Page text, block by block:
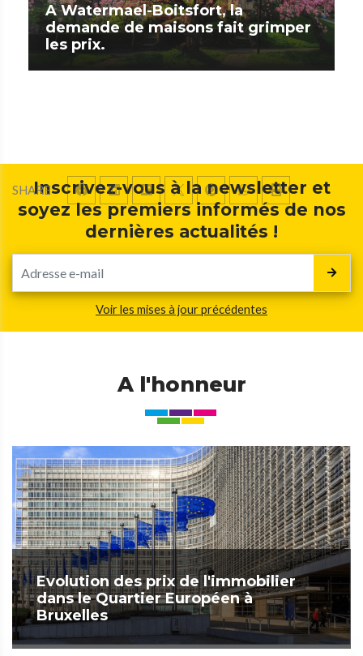
SHARE
A Watermael-Boitsfort, la
demande de maisons fait grimper
les prix.
Inscrivez-vous à la newsletter et
soyez les premiers informés de nos
dernières actualités !
Voir les mises à jour précédentes
A l'honneur
Evolution des prix de l'immobilier
dans le Quartier Européen à
Bruxelles